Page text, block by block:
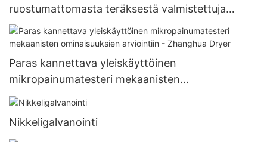
ruostumattomasta teräksestä valmistettuja
säiliöitä Valmistaja | Zhanghua
Paras kannettava yleiskäyttöinen
mikropainumatesteri mekaanisten
ominaisuuksien arviointiin - Zhanghua Dryer
Nikkeligalvanointi